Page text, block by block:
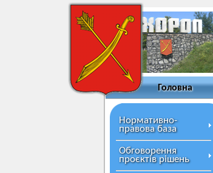
Головна
Нормативно-
правова база
Обговорення
проєктів рішень